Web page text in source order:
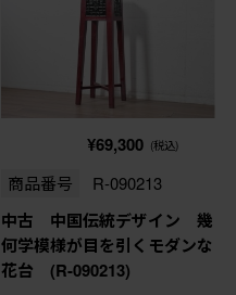
¥69,300 (税込)
商品番号 R-090213
中古 中国伝統デザイン 幾
何学模様が目を引くモダンな
花台 (R-090213)